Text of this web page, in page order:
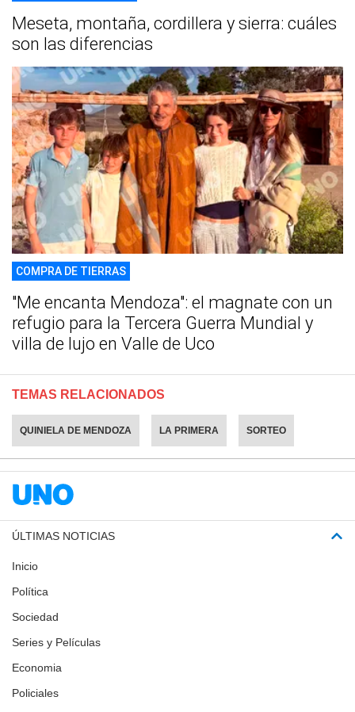
Meseta, montaña, cordillera y sierra: cuáles
son las diferencias
COMPRA DE TIERRAS
"Me encanta Mendoza": el magnate con un
refugio para la Tercera Guerra Mundial y
villa de lujo en Valle de Uco
TEMAS RELACIONADOS
QUINIELA DE MENDOZA LA PRIMERA SORTEO
ÚLTIMAS NOTICIAS
Inicio
Política
Sociedad
Series y Películas
Economia
Policiales